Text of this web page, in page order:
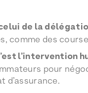
de la
comme des
l’intervention
pour
d’assurance.